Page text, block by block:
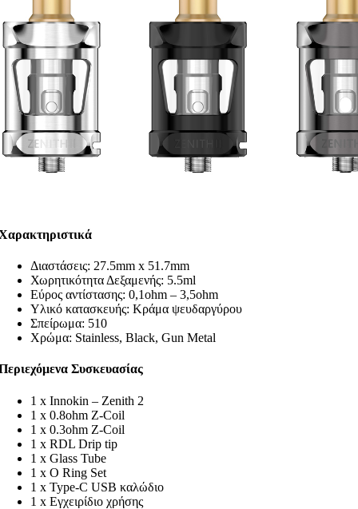
Διαστάσεις: 27.5mm x 51.7mm
Χωρητικότητα Δεξαμενής: 5.5ml
Εύρος αντίστασης: 0,1ohm – 3,5ohm
Υλικό κατασκευής: Κράμα ψευδαργύρου
Σπείρωμα: 510
Χρώμα: Stainless, Black, Gun Metal
Συσκευασίας
1 x Innokin – Zenith 2
1 x 0.8ohm Z-Coil
1 x 0.3ohm Z-Coil
1 x RDL Drip tip
1 x Glass Tube
1 x O Ring Set
1 x Type-C USB καλώδιο
1 x Εγχειρίδιο χρήσης